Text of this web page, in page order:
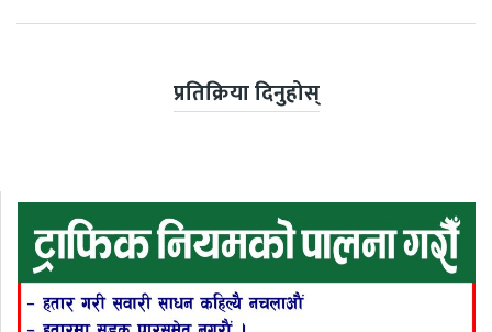
प्रतिक्रिया दिनुहोस्